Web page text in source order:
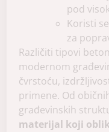
pod
Koristi
za
Različiti tipovi
modernom
čvrstoću,
primene. Od
građevinskih
materijal koji